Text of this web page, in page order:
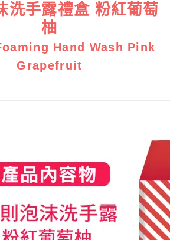
洗手露禮盒 粉紅葡萄
柚
Hand Wash Pink
Grapefruit